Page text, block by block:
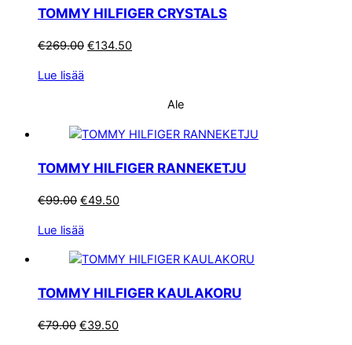
TOMMY HILFIGER CRYSTALS
€269.00 Alkuperäinen
€134.50Nykyinen
€134.50.
Lue lisää
Ale
TOMMY HILFIGER RANNEKETJU
€99.00 Alkuperäinen
oli:
€99.00.
€49.50Nykyinen
€49.50.
Lue lisää
TOMMY HILFIGER KAULAKORU
€79.00 Alkuperäinen
€39.50Nykyinen